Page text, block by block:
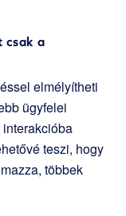
csak a
elmélyítheti
ügyfelei
teszi, hogy
többek